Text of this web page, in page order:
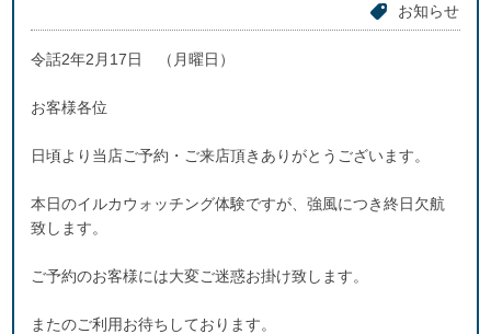
お知らせ
令話2年2月17日 （月曜日）
お客様各位
日頃より当店ご予約・ご来店頂きありがとうございます。
本日のイルカウォッチング体験ですが、強風につき終日欠航
致します。
ご予約のお客様には大変ご迷惑お掛け致します。
またのご利用お待ちしております。